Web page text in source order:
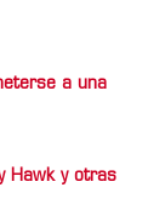
a una
Hawk y otras